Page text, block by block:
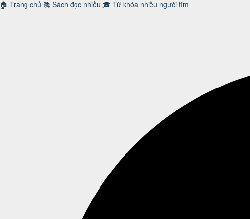
🏠 Trang chủ 📚 Sách đọc nhiều 🎓 Từ khóa nhiều người tìm